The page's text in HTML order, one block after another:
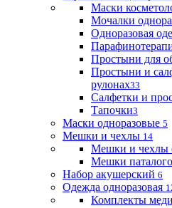
Маски
Мочалки
Одноразовая
Простыни для
Простыни и
рулонах33
Салфетки и
Тапочки3
Маски одноразовые 5
Мешки и чехлы 14
Мешки и чехлы
Мешки
Набор акушерский 6
Одежда одноразовая
Комплекты